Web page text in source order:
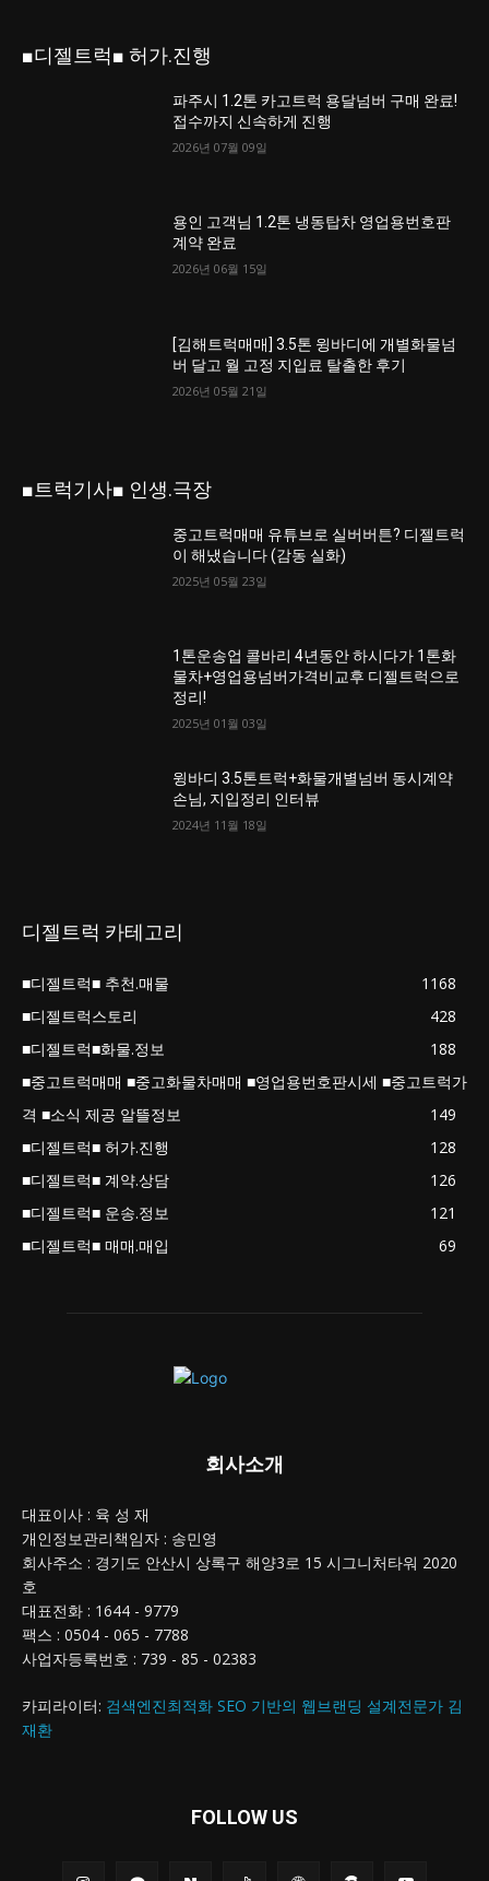
■디젤트럭■ 허가.진행
파주시 1.2톤 카고트럭 용달넘버 구매 완료!
접수까지 신속하게 진행
2026년 07월 09일
용인 고객님 1.2톤 냉동탑차 영업용번호판
계약 완료
2026년 06월 15일
[김해트럭매매] 3.5톤 윙바디에 개별화물넘
버 달고 월 고정 지입료 탈출한 후기
2026년 05월 21일
■트럭기사■ 인생.극장
중고트럭매매 유튜브로 실버버튼? 디젤트럭
이 해냈습니다 (감동 실화)
2025년 05월 23일
1톤운송업 콜바리 4년동안 하시다가 1톤화
물차+영업용넘버가격비교후 디젤트럭으로
정리!
2025년 01월 03일
윙바디 3.5톤트럭+화물개별넘버 동시계약
손님, 지입정리 인터뷰
2024년 11월 18일
디젤트럭 카테고리
■디젤트럭■ 추천.매물
1168
■디젤트럭스토리
428
■디젤트럭■화물.정보
188
■중고트럭매매 ■중고화물차매매 ■영업용번호판시세 ■중고트럭가
격 ■소식 제공 알뜰정보
149
■디젤트럭■ 허가.진행
128
■디젤트럭■ 계약.상담
126
■디젤트럭■ 운송.정보
121
■디젤트럭■ 매매.매입
69
회사소개
대표이사 : 육 성 재
개인정보관리책임자 : 송민영
회사주소 : 경기도 안산시 상록구 해양3로 15 시그니처타워 2020
호
대표전화 : 1644 - 9779
팩스 : 0504 - 065 - 7788
사업자등록번호 : 739 - 85 - 02383
카피라이터: 검색엔진최적화 SEO 기반의 웹브랜딩 설계전문가 김
재환
FOLLOW US